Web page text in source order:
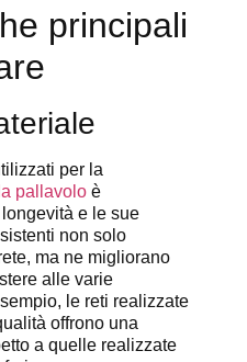
principali
per la
pallavolo è
e le sue
non solo
ma ne migliorano
alle varie
le reti realizzate
offrono una
a quelle realizzate